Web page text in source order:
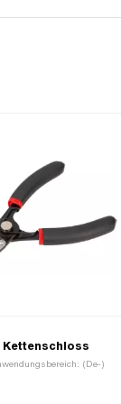
Kettenschloss
(De-)